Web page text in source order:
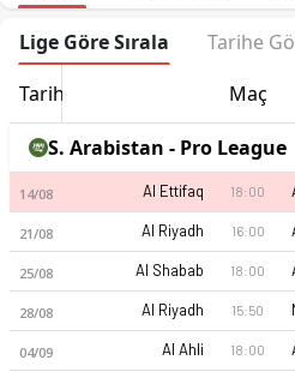
Lige Göre Sırala Tarihe
Tarih Maç
S. Arabistan - Pro League
14/08 Al Ettifaq 18:00
21/08 Al Riyadh 16:00
25/08 Al Shabab 18:00
28/08 Al Riyadh 15:50
04/09 Al Ahli 18:00